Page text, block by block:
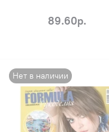
89.60р.
Нет в наличии